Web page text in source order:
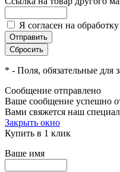
Я согласен на
* - Поля, обязательные для
Сообщение отправлено
Ваше сообщение успешно
Вами свяжется наш
Закрыть окно
Купить в 1 клик
Ваше имя